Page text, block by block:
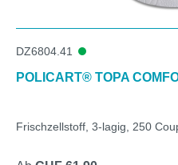
DZ6804.41
POLICART® TOPA
Frischzellstoff, 3-lagig, 250